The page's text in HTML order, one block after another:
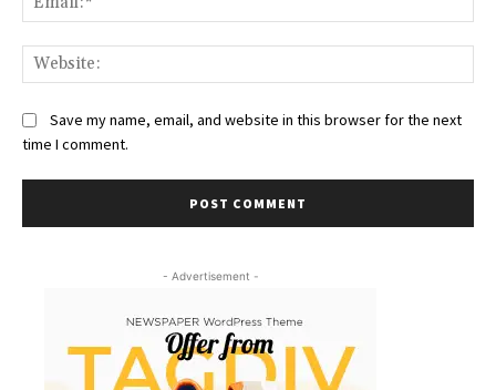
Save my name, email, and website in this browser for the next
time I comment.
- Advertisement -